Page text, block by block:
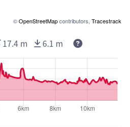
©OpenStreetMapcontributors, Tracestrack
17.4 m 6.1 m